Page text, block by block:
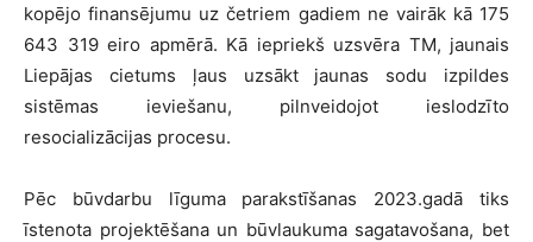
kopējo finansējumu uz četriem gadiem ne vairāk kā 175
643 319 eiro apmērā. Kā iepriekš uzsvēra TM, jaunais
Liepājas cietums ļaus uzsākt jaunas sodu izpildes
sistēmas ieviešanu, pilnveidojot ieslodzīto
resocializācijas procesu.
Pēc būvdarbu līguma parakstīšanas 2023.gadā tiks
īstenota projektēšana un būvlaukuma sagatavošana, bet